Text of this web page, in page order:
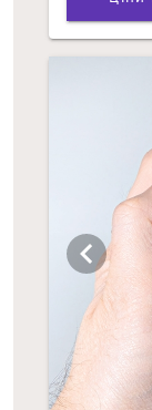
chevron_left